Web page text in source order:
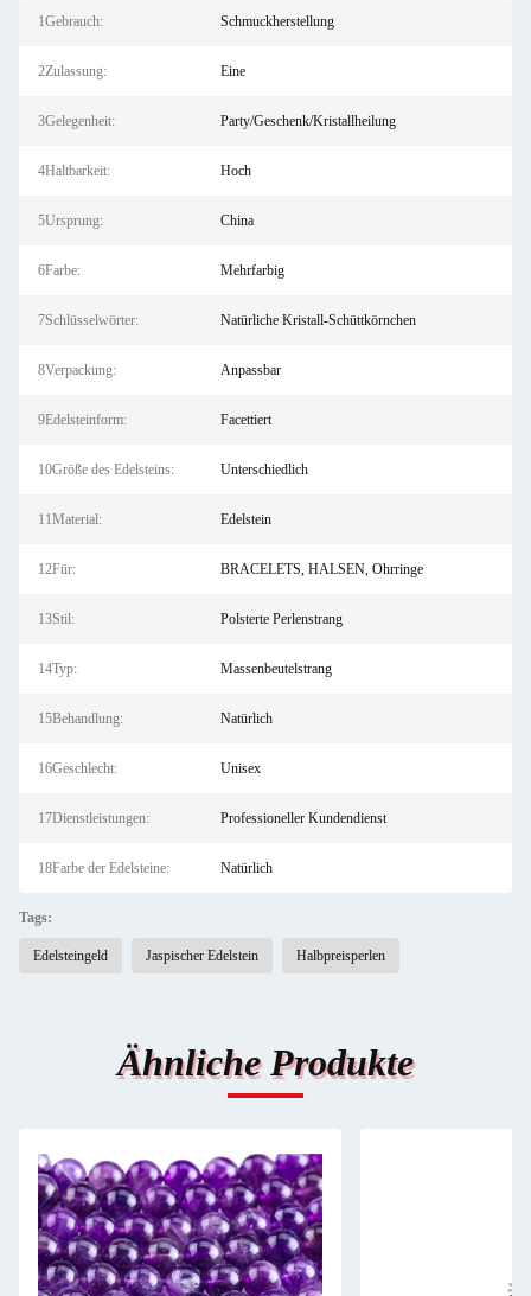
1Gebrauch: Schmuckherstellung
2Zulassung: Eine
3Gelegenheit: Party/Geschenk/Kristallheilung
4Haltbarkeit: Hoch
5Ursprung: China
6Farbe: Mehrfarbig
7Schlüsselwörter: Natürliche Kristall-Schüttkörnchen
8Verpackung: Anpassbar
9Edelsteinform: Facettiert
10Größe des Edelsteins: Unterschiedlich
11Material: Edelstein
12Für: BRACELETS, HALSEN, Ohrringe
13Stil: Polsterte Perlenstrang
14Typ: Massenbeutelstrang
15Behandlung: Natürlich
16Geschlecht: Unisex
17Dienstleistungen: Professioneller Kundendienst
18Farbe der Edelsteine: Natürlich
Tags:
Edelsteingeld Jaspischer Edelstein Halbpreisperlen
Ähnliche Produkte